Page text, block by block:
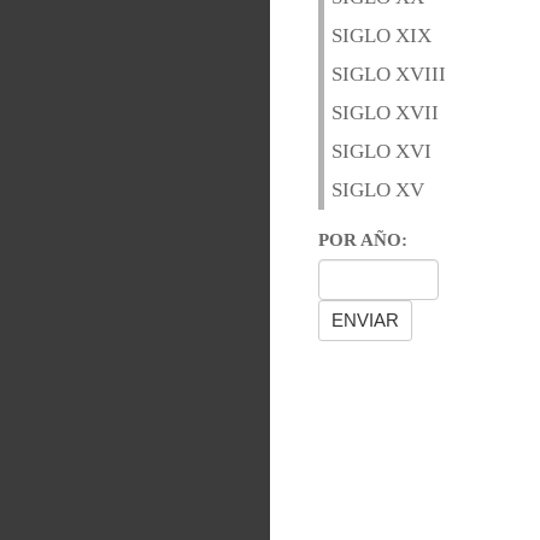
SIGLO XIX
SIGLO XVIII
SIGLO XVII
SIGLO XVI
SIGLO XV
POR AÑO: